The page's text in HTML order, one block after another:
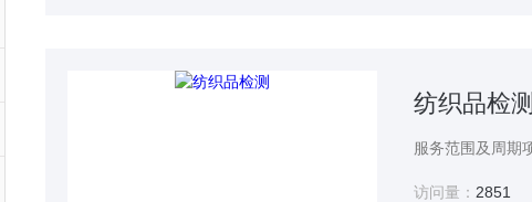
纺织品检测
访问量： 2851